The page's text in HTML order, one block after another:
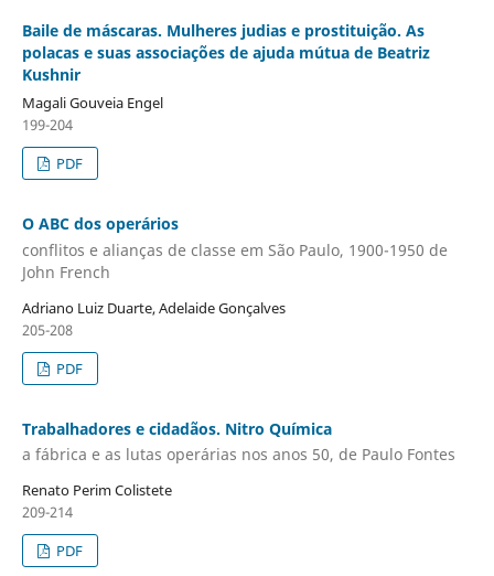
Baile de máscaras. Mulheres judias e prostituição. As
polacas e suas associações de ajuda mútua de Beatriz
Kushnir
Magali Gouveia Engel
199-204
PDF
O ABC dos operários
conflitos e alianças de classe em São Paulo, 1900-1950 de
John French
Adriano Luiz Duarte, Adelaide Gonçalves
205-208
PDF
Trabalhadores e cidadãos. Nitro Química
a fábrica e as lutas operárias nos anos 50, de Paulo Fontes
Renato Perim Colistete
209-214
PDF